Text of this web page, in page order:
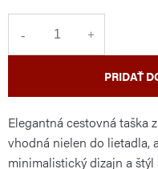
cena:
PRIDAŤ
Elegantná cestovná taška
vhodná nielen do lietadla,
minimalistický dizajn a